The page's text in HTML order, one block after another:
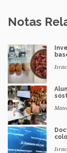
Notas